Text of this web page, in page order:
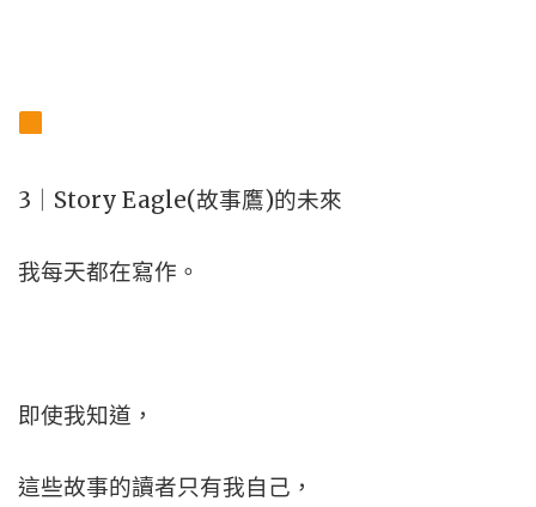
3｜Story Eagle(故事鷹)的未來
我每天都在寫作。
即使我知道，
這些故事的讀者只有我自己，